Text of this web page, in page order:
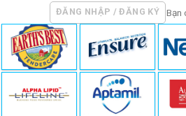
ĐĂNG NHẬP / ĐĂNG KÝ Bạn